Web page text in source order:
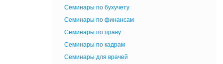
Семинары по бухучету
Семинары по финансам
Семинары по праву
Семинары по кадрам
Семинары для врачей